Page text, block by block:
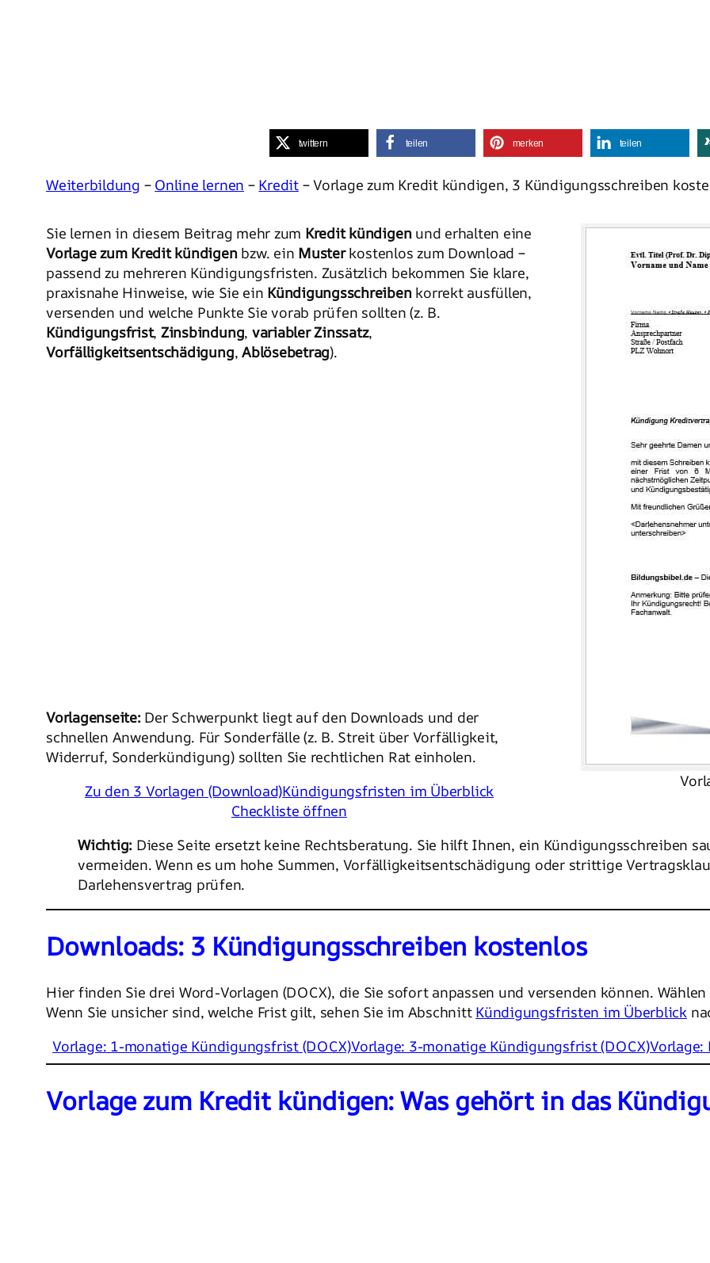
twittern teilen merken teilen
Weiterbildung – Online lernen – Kredit– Vorlage zum Kredit kündigen, 3 Kündigungsschreiben
Sie lernen in diesem Beitrag mehr zum Kredit kündigenund erhalten eine
Vorlage zum Kredit kündigenbzw. ein Musterkostenlos zum Download –
passend zu mehreren Kündigungsfristen. Zusätzlich bekommen Sie klare,
praxisnahe Hinweise, wie Sie ein Kündigungsschreibenkorrekt ausfüllen,
versenden und welche Punkte Sie vorab prüfen sollten (z. B.
Kündigungsfrist, Zinsbindung, variabler Zinssatz,
Vorfälligkeitsentschädigung,Ablösebetrag).
Vorlagenseite:Der Schwerpunkt liegt auf den Downloads und der
schnellen Anwendung. Für Sonderfälle (z. B. Streit über Vorfälligkeit,
Widerruf, Sonderkündigung) sollten Sie rechtlichen Rat einholen.
Zu den 3 Vorlagen (Download)Kündigungsfristen im Überblick
Checkliste öffnen
Wichtig: Diese Seite ersetzt keine Rechtsberatung. Sie hilft Ihnen, ein Kündigungsschreiben
vermeiden. Wenn es um hohe Summen, Vorfälligkeitsentschädigung oder strittige
Darlehensvertrag prüfen.
Downloads: 3 Kündigungsschreiben kostenlos
Hier finden Sie drei Word-Vorlagen (DOCX), die Sie sofort anpassen und versenden können.
Wenn Sie unsicher sind, welche Frist gilt, sehen Sie im Abschnitt Kündigungsfristen im Überblick
Vorlage: 1-monatige Kündigungsfrist (DOCX)Vorlage: 3-monatige Kündigungsfrist (DOCX)Vorlage:
Vorlage zum Kredit kündigen: Was gehört in das